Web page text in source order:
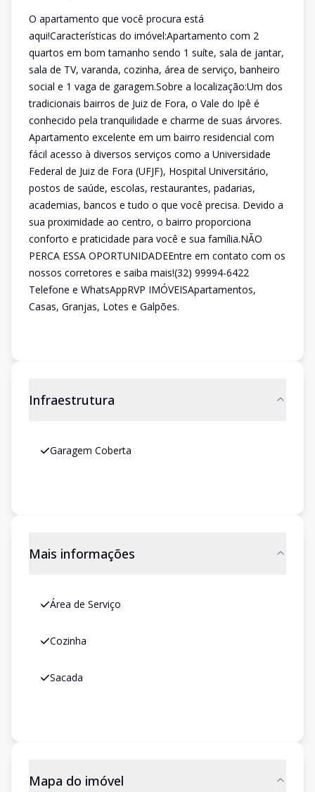
O apartamento que você procura está
aqui!Características do imóvel:Apartamento com 2
quartos em bom tamanho sendo 1 suíte, sala de jantar,
sala de TV, varanda, cozinha, área de serviço, banheiro
social e 1 vaga de garagem.Sobre a localização:Um dos
tradicionais bairros de Juiz de Fora, o Vale do Ipê é
conhecido pela tranquilidade e charme de suas árvores.
Apartamento excelente em um bairro residencial com
fácil acesso à diversos serviços como a Universidade
Federal de Juiz de Fora (UFJF), Hospital Universitário,
postos de saúde, escolas, restaurantes, padarias,
academias, bancos e tudo o que você precisa. Devido a
sua proximidade ao centro, o bairro proporciona
conforto e praticidade para você e sua família.NÃO
PERCA ESSA OPORTUNIDADEEntre em contato com os
nossos corretores e saiba mais!(32) 99994-6422
Telefone e WhatsAppRVP IMÓVEISApartamentos,
Casas, Granjas, Lotes e Galpões.
Infraestrutura
Garagem Coberta
Mais informações
Área de Serviço
Cozinha
Sacada
Mapa do imóvel